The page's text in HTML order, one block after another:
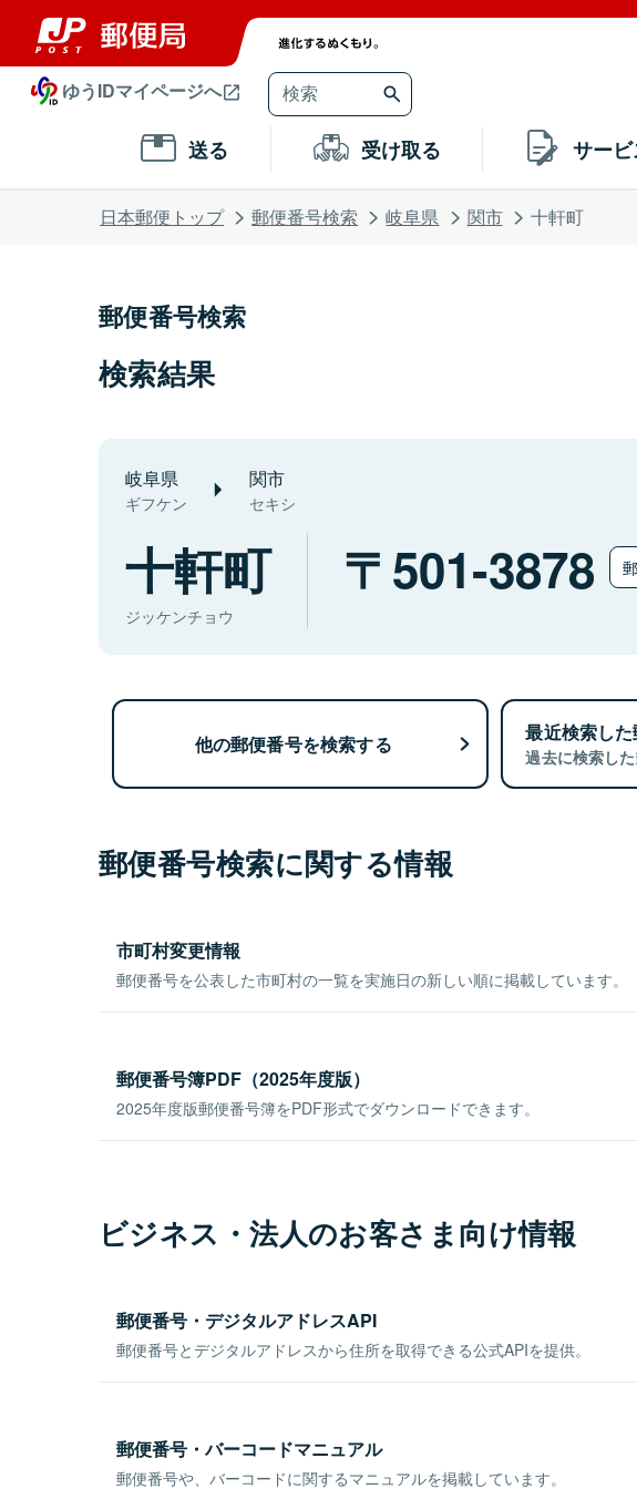
ゆうIDマイページへ
送る 受け取る サー
日本郵便トップ 郵便番号検索 岐阜県 関市 十軒町
郵便番号検索
検索結果
岐阜県
ギフケン
関市
セキシ
十軒町
ジッケンチョウ
501-3878
他の郵便番号を検索する 最近検索し
過去に検索し
郵便番号検索に関する情報
市町村変更情報
郵便番号を公表した市町村の一覧を実施日の新しい順に掲載しています。
郵便番号簿PDF（2025年度版）
2025年度版郵便番号簿をPDF形式でダウンロードできます。
ビジネス・法人のお客さま向け情報
郵便番号・デジタルアドレスAPI
郵便番号とデジタルアドレスから住所を取得できる公式APIを提供。
郵便番号・バーコードマニュアル
郵便番号や、バーコードに関するマニュアルを掲載しています。